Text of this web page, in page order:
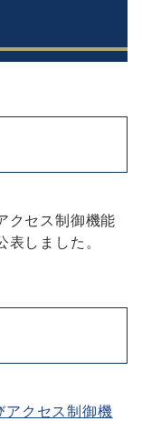
クセス制御機能
しました。
アクセス制御機